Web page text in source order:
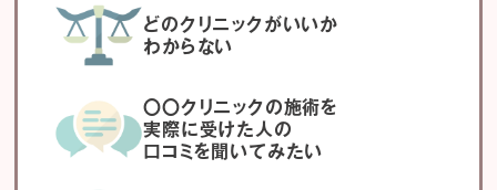
どのクリニックがいいか
わからない
〇〇クリニックの施術を
実際に受けた人の
口コミを聞いてみたい